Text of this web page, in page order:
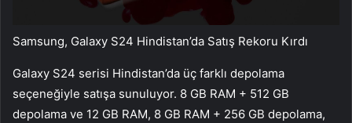
Samsung, Galaxy S24 Hindistan’da Satış Rekoru Kırdı
Galaxy S24 serisi Hindistan’da üç farklı depolama
seçeneğiyle satışa sunuluyor. 8 GB RAM + 512 GB
depolama ve 12 GB RAM, 8 GB RAM + 256 GB depolama,